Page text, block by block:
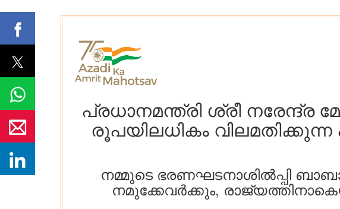
പ്രധാനമന്ത്രി ശ്രീ നരേന്ദ്ര
രൂപയിലധികം വിലമതിക്കുന്ന
നമ്മുടെ ഭരണഘടനാശിൽപ്പി
നമുക്കേവർക്കും,